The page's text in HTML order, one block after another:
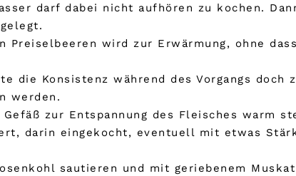
darf dabei nicht aufhören zu kochen.
Preiselbeeren wird zur Erwärmung, ohne
Konsistenz während des Vorgangs doch
werden.
zur Entspannung des Fleisches warm
darin eingekocht, eventuell mit etwas
sautieren und mit geriebenem